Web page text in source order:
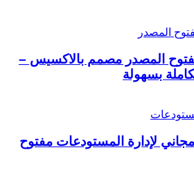
المصدر مصمم بالاكسيس –
بسهولة
لإدارة المستودعات مفتوح